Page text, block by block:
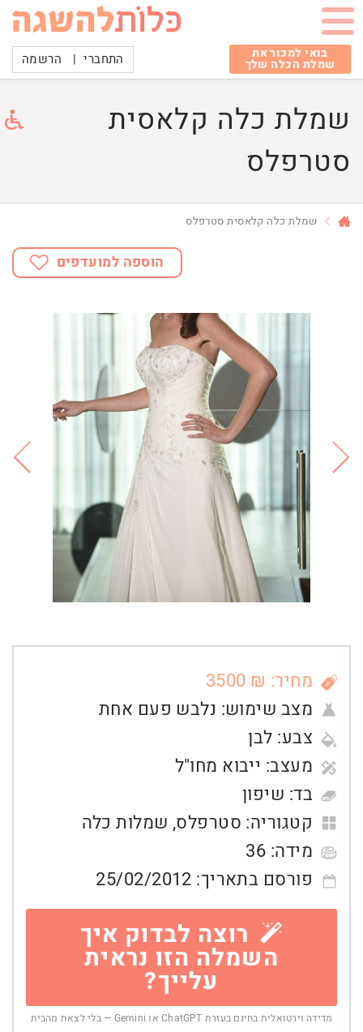
בואי למכור את
שמלת הכלה שלך התחברי | הרשמה
שמלת כלה קלאסית
סטרפלס
שמלת כלה קלאסית סטרפלס
הוספה למועדפים
מחיר: ₪ 3500
מצב שימוש: נלבש פעם אחת
צבע: לבן
מעצב: ייבוא מחו"ל
בד: שיפון
קטגוריה: סטרפלס, שמלות כלה
מידה: 36
פורסם בתאריך: 25/02/2012
רוצה לבדוק איך
השמלה הזו נראית
עלייך?
מדידה וירטואלית בחינם בעזרת ChatGPT או Gemini — בלי לצאת מהבית